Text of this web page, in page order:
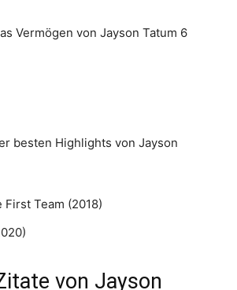
Vermögen von Jayson Tatum 6
besten Highlights von Jayson
First Team (2018)
von Jayson